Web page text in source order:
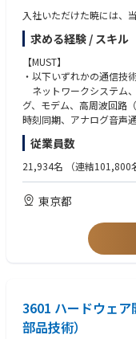
【ポジションのアピール
＜スキル・経験・キャリ
・我々は、航空自衛隊向
ム、高出力エネルギー装
し、日本の宇宙・空の安
・移動式の警戒管制レー
に防衛省の予算拡大と共
・他社と比較し、会社敷
（総合動作確認）が可能
す。費用、スピードの観
・開発スキルとして、研
で携われるため、プロジ
ニアリング能力を向上で
・本人の希望と適正によ
能です。
・通信や携帯事業など防
プロジェクトリーダーと
は技術の勉強会、研修な
・募集チームの平均年齢
標に向け真剣に取り組ん
・レーダに関わる開発経験
【求める人物像・ソフト
・協働できる方
・自ら考えて行動を起こ
入社いただけた暁には、
を判断するため、技術メ
所検討、適用するとした
す。その後、適用を決定
に必要な設計・製造手法
造されたものの試験をサ
この際、技術メンバのマ
対応等）及び連携装置を
【ポジションのアピール
・10年以上将来に運用さ
・海外や研究所レベルで
・小規模なサブチーム（
メント業務に携わること
求める経験 / スキル
【MUST】
・以下いずれかの通信技
ネットワークシステム
グ、モデム、高周波回路
時刻同期、アナログ音声
【WANT】
・システム規模・内容を
・複数の開発ベンダとの折
・防衛事業に対する業務知
・英語でのコミュニケー
aceまたはオンラインで
・多数の関係者との間で
従業員数
21,934名 （連結101,800
東京都
3601 ハードウェ
部品技術）